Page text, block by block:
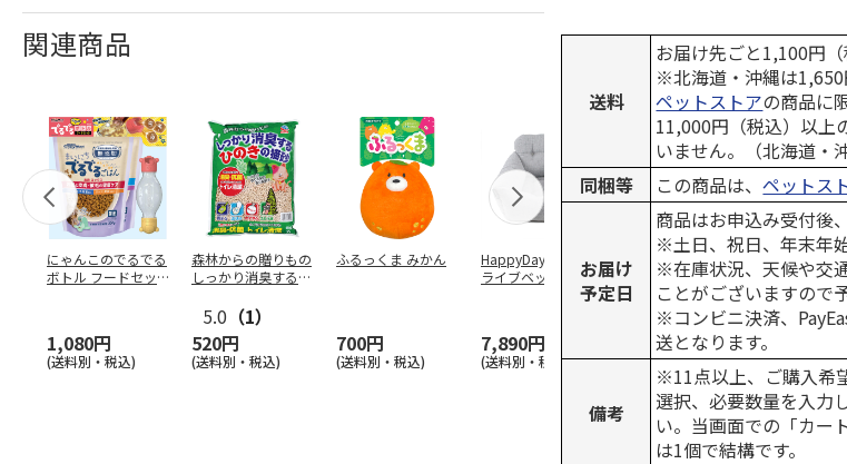
関連商品
にゃんこのでるでる
ボトル フードセッ
1,080円
(送料別・税込)
森林からの贈りもの
しっかり消臭するひ
5.0 （1）
520円
(送料別・税込)
ふるっくま みかん
700円
(送料別・税込)
HappyDays 2wayド
ライブベッド グレ
7,890円
(送料別・税込)
獣医師開発 ニオイ
をとる砂専用 猫ト
イレ ナチュラルグ
1,550円
(送料別・税込)
デオトイレ
らない消臭
ンド 4L
(送料別・税
送料
お届け先ごと1,100円（
※北海道・沖縄は1,650
ペットストアの商品に
11,000円（税込）以上
いません。（北海道・
同梱等
この商品は、ペットス
お届け
予定日
商品はお申込み受付後
※土日、祝日、年末年
※在庫状況、天候や交
ことがございますので
※コンビニ決済、
送となります。
備考
※11点以上、ご購入希
選択、必要数量を入力
い。当画面での「カー
は1個で結構です。